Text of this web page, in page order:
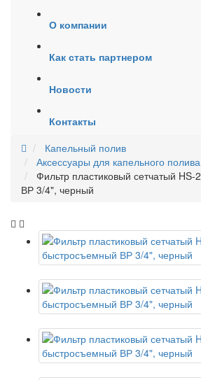
О компании
Как стать партнером
Новости
Контакты
Капельный полив
Аксессуары для капельного полива
Фильтр пластиковый сетчатый
ВР 3/4", черный